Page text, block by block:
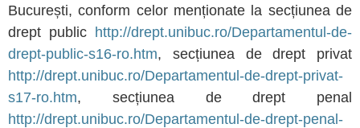
București, conform celor menționate la secțiunea de
drept public http://drept.unibuc.ro/Departamentul-de-
drept-public-s16-ro.htm, secțiunea de drept privat
http://drept.unibuc.ro/Departamentul-de-drept-privat-
s17-ro.htm, secțiunea de drept penal
http://drept.unibuc.ro/Departamentul-de-drept-penal-